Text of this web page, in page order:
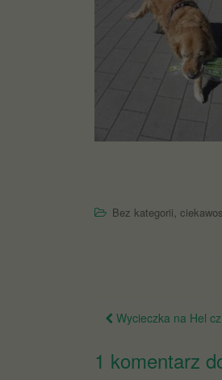
Bez kategorii,
Nawigacja
wpisie
Wycieczka na Hel
1 komentarz